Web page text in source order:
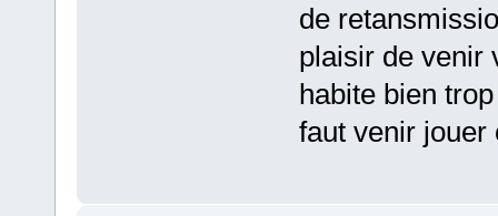
de
plaisir de venir
habite bien
faut venir jouer